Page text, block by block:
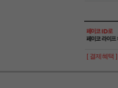
[ 결제혜택 ]